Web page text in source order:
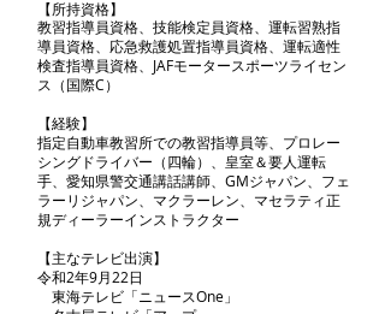
【所持資格】
教習指導員資格、技能検定員資格、運転習熟指
導員資格、応急救護処置指導員資格、運転適性
検査指導員資格、JAFモータースポーツライセン
ス（国際C）​
【経験】
指定自動車教習所での教習指導員等、プロレー
シングドライバー（四輪）、皇室＆要人運転
手、愛知県警交通講話講師、GMジャパン、フェ
ラーリジャパン、マクラーレン、マセラティ正
規ディーラーインストラクター
【主なテレビ出演】
令和2年9月22日
東海テレビ「ニュースOne」